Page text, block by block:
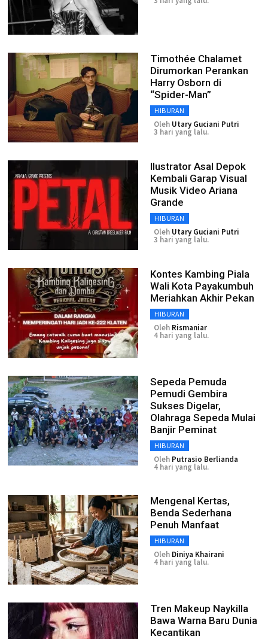
Timothée Chalamet
Dirumorkan Perankan
Harry Osborn di
“Spider-Man”
HIBURAN
Oleh Utary Guciani Putri
3 hari yang lalu.
Ilustrator Asal Depok
Kembali Garap Visual
Musik Video Ariana
Grande
HIBURAN
Oleh Utary Guciani Putri
3 hari yang lalu.
Kontes Kambing Piala
Wali Kota Payakumbuh
Meriahkan Akhir Pekan
HIBURAN
Oleh Rismaniar
4 hari yang lalu.
Sepeda Pemuda
Pemudi Gembira
Sukses Digelar,
Olahraga Sepeda Mulai
Banjir Peminat
HIBURAN
Oleh Putrasio Berlianda
4 hari yang lalu.
Mengenal Kertas,
Benda Sederhana
Penuh Manfaat
HIBURAN
Oleh Diniya Khairani
4 hari yang lalu.
Tren Makeup Naykilla
Bawa Warna Baru Dunia
Kecantikan